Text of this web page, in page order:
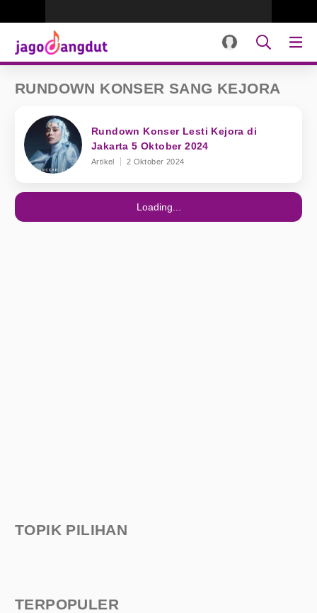
RUNDOWN KONSER SANG KEJORA
Rundown Konser Lesti Kejora di
Jakarta 5 Oktober 2024
Artikel 2 Oktober 2024
Loading...
TOPIK PILIHAN
TERPOPULER